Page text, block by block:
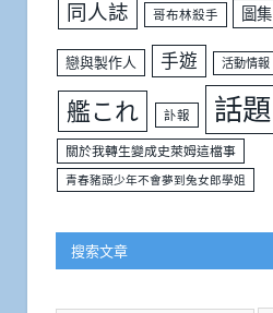
同人誌 哥布林殺手 圖集
戀與製作人 手遊 活動情報
艦これ 訃報 話題
關於我轉生變成史萊姆這檔事
青春豬頭少年不會夢到兔女郎學姐
搜索文章